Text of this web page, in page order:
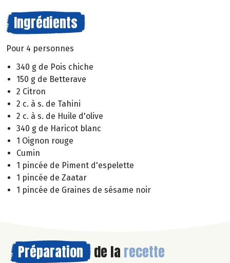
Ingrédients
Pour 4 personnes
340 g de Pois chiche
150 g de Betterave
2 Citron
2 c. à s. de Tahini
2 c. à s. de Huile d'olive
340 g de Haricot blanc
1 Oignon rouge
Cumin
1 pincée de Piment d'espelette
1 pincée de Zaatar
1 pincée de Graines de sésame noir
Préparation de la recette